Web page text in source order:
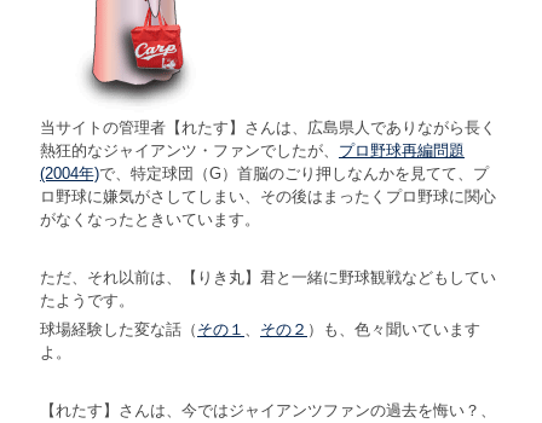
当サイトの管理者【れたす】さんは、広島県人でありながら長く
熱狂的なジャイアンツ・ファンでしたが、 プロ野球再編問題
(2004年)で、特定球団（G）首脳のごり押しなんかを見てて、プ
ロ野球に嫌気がさしてしまい、その後はまったくプロ野球に関心
がなくなったときいています。
ただ、それ以前は、【りき丸】君と一緒に野球観戦などもしてい
たようです。
球場経験した変な話（ その１ 、 その２ ）も、色々聞いています
よ。
【れたす】さんは、今ではジャイアンツファンの過去を悔い？、